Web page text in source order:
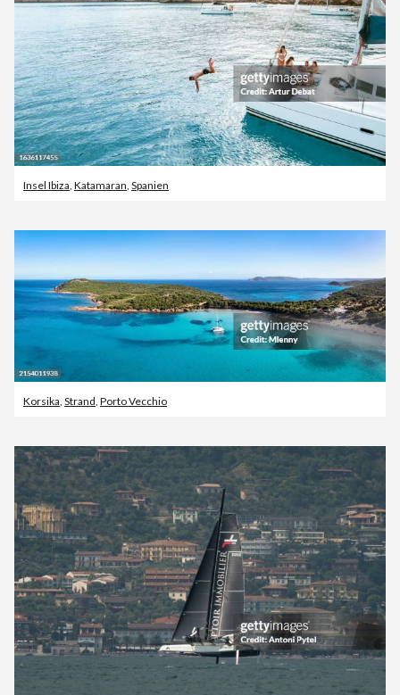
Insel Ibiza Katamaran Spanien
Korsika Strand Porto Vecchio